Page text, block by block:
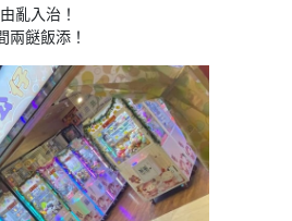
亂入治！
兩餸飯添！